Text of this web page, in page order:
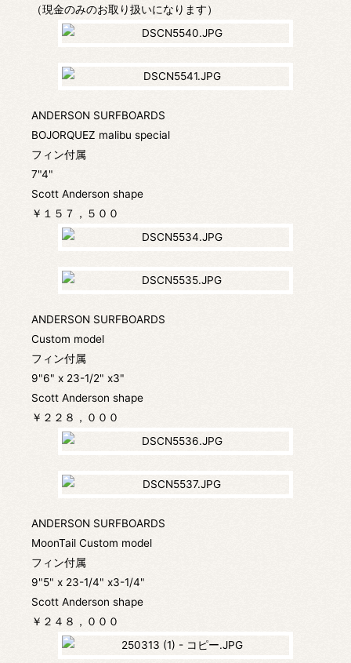
（現金のみのお取り扱いになります）
ANDERSON SURFBOARDS
BOJORQUEZ malibu special
フィン付属
7"4"
Scott Anderson shape
￥１５７，５００
ANDERSON SURFBOARDS
Custom model
フィン付属
9"6" x 23-1/2" x3"
Scott Anderson shape
￥２２８，０００
ANDERSON SURFBOARDS
MoonTail Custom model
フィン付属
9"5" x 23-1/4" x3-1/4"
Scott Anderson shape
￥２４８，０００